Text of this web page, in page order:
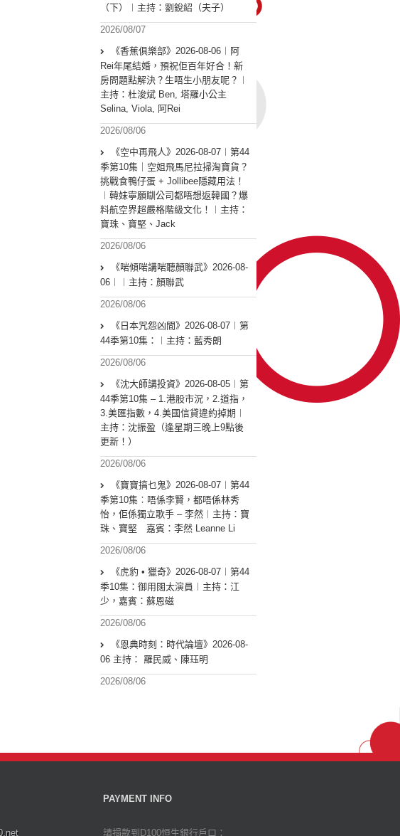
（下）︱主持：劉銳紹（夫子）
2026/08/07
《香蕉俱樂部》2026-08-06︱阿
Rei年尾結婚，預祝佢百年好合！新
房問題點解決？生唔生小朋友呢？︱
主持：杜浚斌 Ben, 塔羅小公主
Selina, Viola, 阿Rei
2026/08/06
《空中再飛人》2026-08-07︱第44
季第10集｜空姐飛馬尼拉掃淘寶貨？
挑戰食鴨仔蛋 + Jollibee隱藏用法！
︱韓妹寧願瞓公司都唔想返韓國？爆
料航空界超嚴格階級文化！︱主持：
寶珠、寶堅、Jack
2026/08/06
《啱傾啱講啱聽顏聯武》2026-08-
06︱︱主持：顏聯武
2026/08/06
《日本咒怨凶間》2026-08-07︱第
44季第10集：︱主持：藍秀朗
2026/08/06
《沈大師講投資》2026-08-05︱第
44季第10集 – 1.港股市況，2.道指，
3.美匯指數，4.美國信貸違約掉期︱
主持：沈振盈（逢星期三晚上9點後
更新！）
2026/08/06
《寶寶搞乜鬼》2026-08-07︱第44
季第10集︰唔係李賢，都唔係林秀
怡，佢係獨立歌手 – 李然︱主持：寶
珠、寶堅 嘉賓：李然 Leanne Li
2026/08/06
《虎豹 • 獵奇》2026-08-07︱第44
季10集：御用闊太演員︱主持：江
少，嘉賓：蘇恩磁
2026/08/06
《恩典時刻：時代論壇》2026-08-
06 主持： 羅民威、陳珏明
2026/08/06
PAYMENT INFO
請捐款到D100恒生銀行戶口：